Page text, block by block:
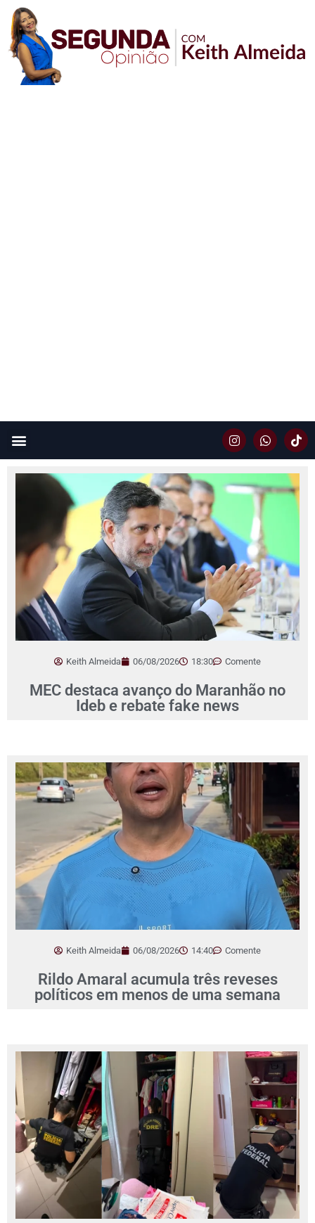
Keith Almeida 06/08/2026 18:30 Comente
MEC destaca avanço do Maranhão no
Ideb e rebate fake news
Keith Almeida 06/08/2026 14:40 Comente
Rildo Amaral acumula três reveses
políticos em menos de uma semana